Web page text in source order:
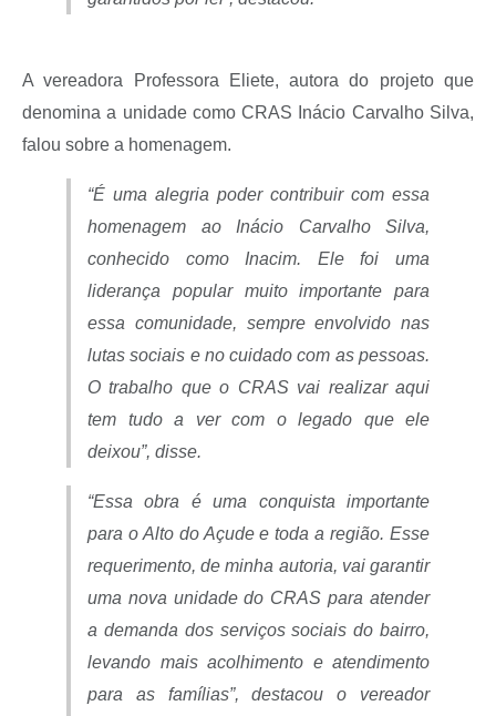
A vereadora Professora Eliete, autora do projeto que
denomina a unidade como CRAS Inácio Carvalho Silva,
falou sobre a homenagem.
“É uma alegria poder contribuir com essa
homenagem ao Inácio Carvalho Silva,
conhecido como Inacim. Ele foi uma
liderança popular muito importante para
essa comunidade, sempre envolvido nas
lutas sociais e no cuidado com as pessoas.
O trabalho que o CRAS vai realizar aqui
tem tudo a ver com o legado que ele
deixou”, disse.
“Essa obra é uma conquista importante
para o Alto do Açude e toda a região. Esse
requerimento, de minha autoria, vai garantir
uma nova unidade do CRAS para atender
a demanda dos serviços sociais do bairro,
levando mais acolhimento e atendimento
para as famílias”, destacou o vereador